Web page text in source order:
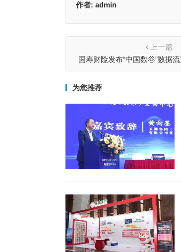
作者: admin
上一篇
国寿财险发布“中国数谷”数据
为您推荐